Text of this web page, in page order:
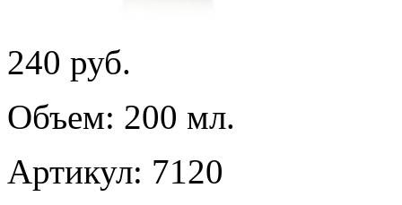
240 руб.
Объем: 200 мл.
Артикул: 7120